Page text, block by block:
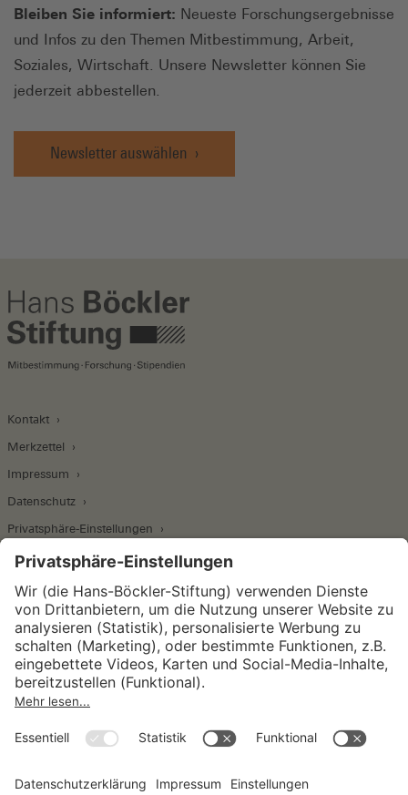
Bleiben Sie informiert: Neueste Forschungsergebnisse
und Infos zu den Themen Mitbestimmung, Arbeit,
Soziales, Wirtschaft. Unsere Newsletter können Sie
jederzeit abbestellen.
Newsletter auswählen
Kontakt
Merkzettel
Impressum
Datenschutz
Privatsphäre-Einstellungen
Wirtschafts- und Sozialwissenschaftliches Institut
Institut für Makroökonomie und
Konjunkturforschung
Unternehmensführung